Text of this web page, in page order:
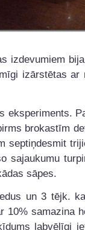
izdevumiem
izārstētas ar
eksperiments.
brokastīm
septiņdesmit
sajaukumu
sāpes.
un 3 tējk.
10% samazina
labvēlīgi